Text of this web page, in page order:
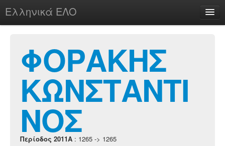
Ελληνικά ΕΛΟ
chesstu.be @ discord
Login
ΦΟΡΑΚΗΣ
ΚΩΝΣΤΑΝΤΙ
ΝΟΣ
Περίοδος 2011A : 1265 -> 1265